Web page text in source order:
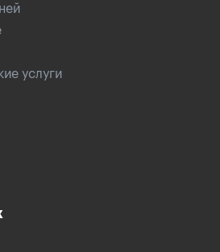
услуги